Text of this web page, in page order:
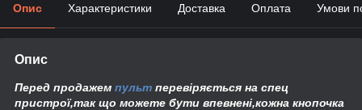
Опис Характеристики Доставка Оплата Умови
Опис
Перед продажем пульт перевіряється на спец
пристрої,так що можете бути впевнені,кожна кнопочка